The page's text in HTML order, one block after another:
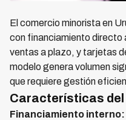
El comercio minorista en
con financiamiento directo
ventas a plazo, y tarjetas
modelo genera volumen
que requiere gestión
Características
Financiamiento interno: